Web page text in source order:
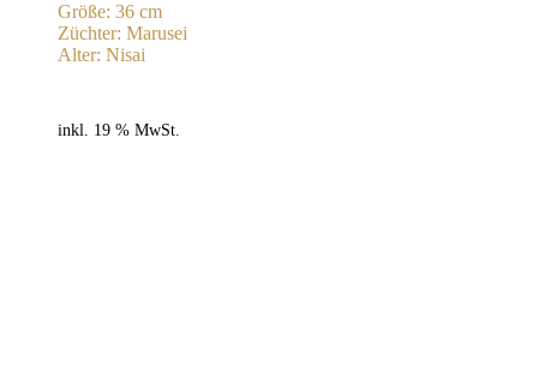
Größe: 36 cm
Züchter: Marusei
Alter: Nisai
inkl. 19 % MwSt.